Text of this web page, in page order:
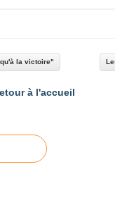
la victoire"
à l'accueil